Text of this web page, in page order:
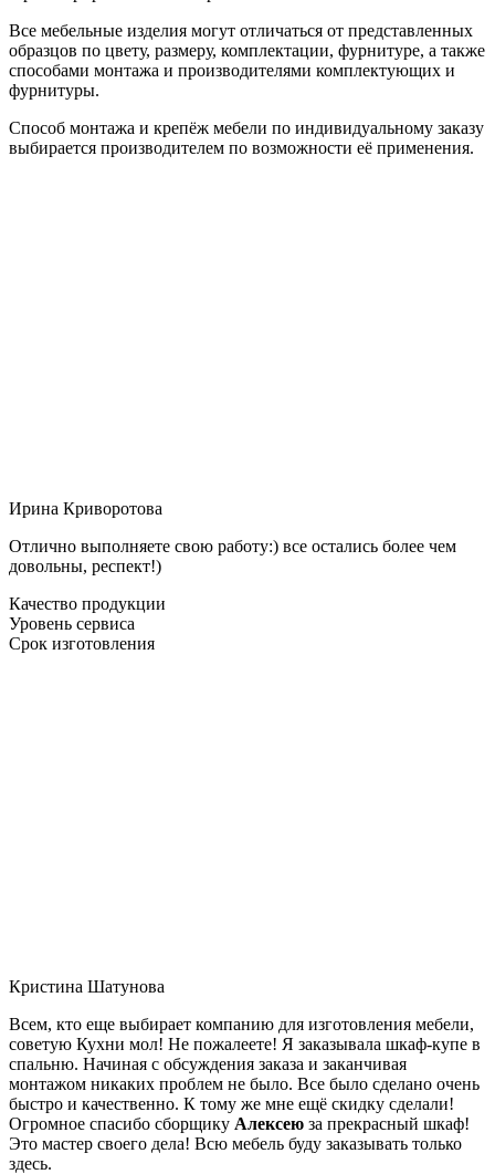
Все мебельные изделия могут отличаться от представленных
образцов по цвету, размеру, комплектации, фурнитуре, а также
способами монтажа и производителями комплектующих и
фурнитуры.
Способ монтажа и крепёж мебели по индивидуальному заказу
выбирается производителем по возможности её применения.
Ирина Криворотова
Отлично выполняете свою работу:) все остались более чем
довольны, респект!)
Качество продукции
Уровень сервиса
Срок изготовления
Кристина Шатунова
Всем, кто еще выбирает компанию для изготовления мебели,
советую Кухни мол! Не пожалеете! Я заказывала шкаф-купе в
спальню. Начиная с обсуждения заказа и заканчивая
монтажом никаких проблем не было. Все было сделано очень
быстро и качественно. К тому же мне ещё скидку сделали!
Огромное спасибо сборщику Алексею за прекрасный шкаф!
Это мастер своего дела! Всю мебель буду заказывать только
здесь.